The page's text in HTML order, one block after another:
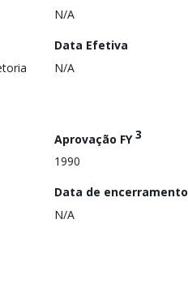
N/A
Data Efetiva
N/A
Aprovação FY3
1990
Data de encerramento
N/A